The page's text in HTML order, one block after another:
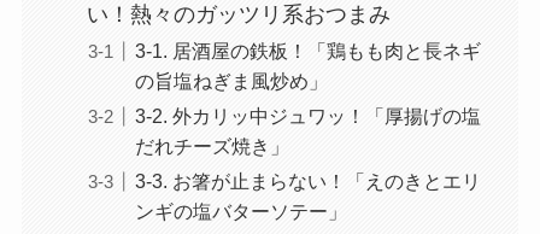
い！熱々のガッツリ系おつまみ
3-1. 居酒屋の鉄板！「鶏もも肉と長ネギ
の旨塩ねぎま風炒め」
3-2. 外カリッ中ジュワッ！「厚揚げの塩
だれチーズ焼き」
3-3. お箸が止まらない！「えのきとエリ
ンギの塩バターソテー」